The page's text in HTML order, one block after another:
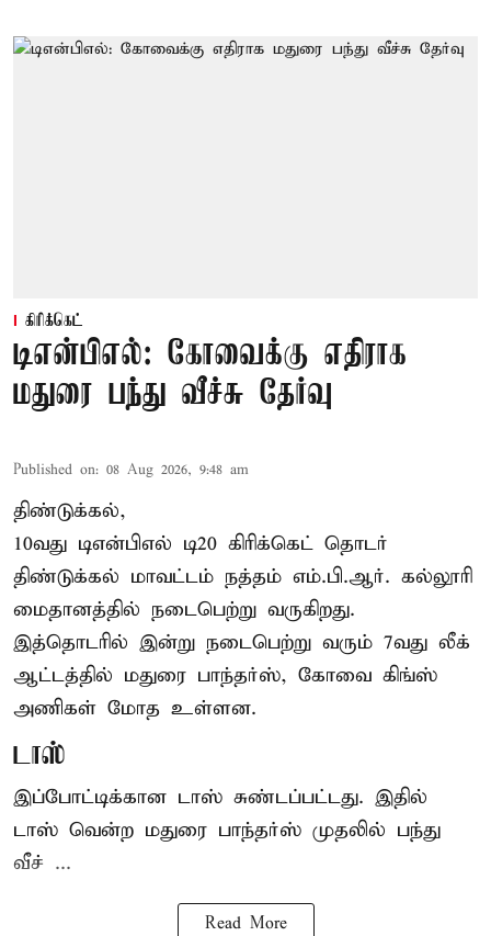
கிரிக்கெட்
டிஎன்பிஎல்: கோவைக்கு எதிராக
மதுரை பந்து வீச்சு தேர்வு
Published on: 08 Aug 2026, 9:48 am
திண்டுக்கல்,
10வது டிஎன்பிஎல் டி20 கிரிக்கெட் தொடர்
திண்டுக்கல் மாவட்டம் நத்தம் எம்.பி.ஆர். கல்லூரி
மைதானத்தில் நடைபெற்று வருகிறது.
இத்தொடரில் இன்று நடைபெற்று வரும் 7வது லீக்
ஆட்டத்தில் மதுரை பாந்தர்ஸ், கோவை கிங்ஸ்
அணிகள் மோத உள்ளன.
டாஸ்
இப்போட்டிக்கான டாஸ் சுண்டப்பட்டது. இதில்
டாஸ் வென்ற மதுரை பாந்தர்ஸ் முதலில் பந்து
வீச் ...
Read More